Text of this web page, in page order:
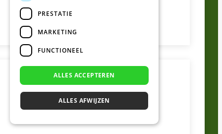
PRESTATIE
MARKETING
FUNCTIONEEL
ALLES ACCEPTEREN
ALLES AFWIJZEN